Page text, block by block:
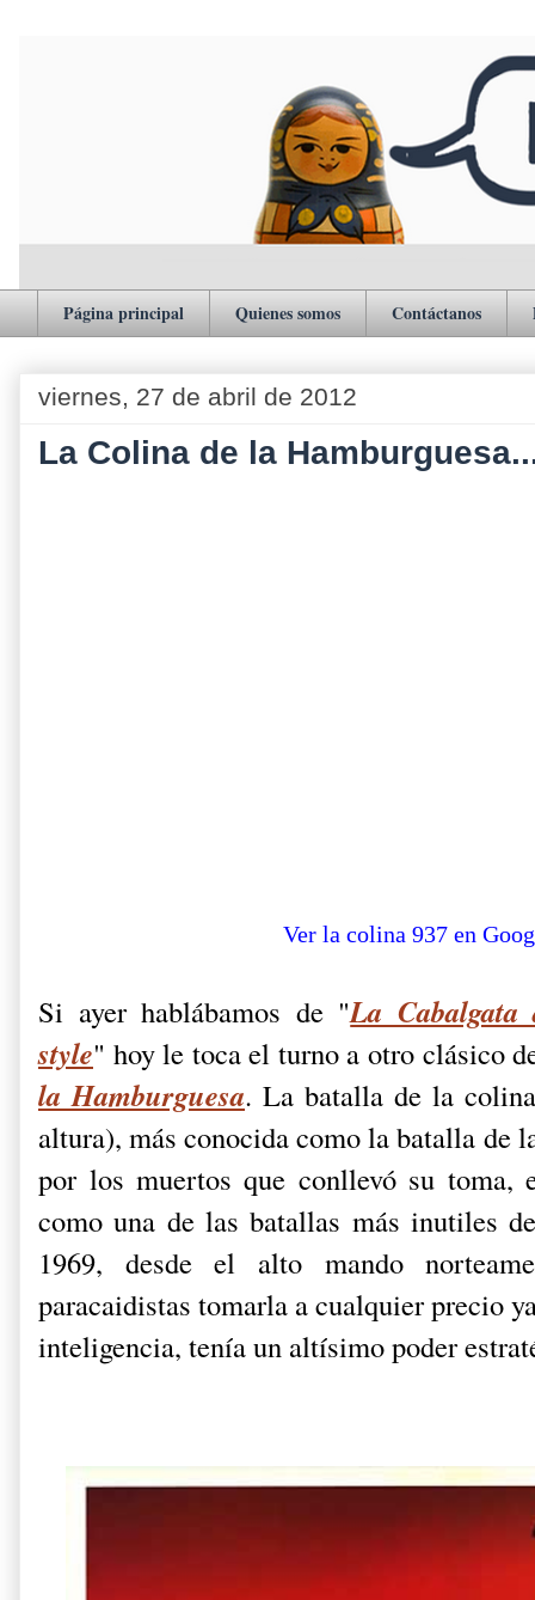
Página principal Quienes somos Contáctanos
viernes, 27 de abril de 2012
La Colina de la
Ver la colina 937 en
Si ayer hablábamos de "La
style" hoy le toca el turno a otro clásico
la Hamburguesa. La batalla de la
altura), más conocida como la batalla de
por los muertos que conllevó su toma,
como una de las batallas más inutiles
1969, desde el alto mando
paracaidistas tomarla a cualquier precio
inteligencia, tenía un altísimo poder